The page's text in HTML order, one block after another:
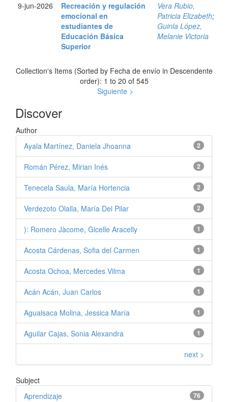
9-jun-2026
Recreación y regulación
emocional en
estudiantes de
Educación Básica
Superior
Vera Rubio,
Patricia Elizabeth;
Guinla López,
Melanie Victoria
Collection's Items (Sorted by Fecha de envío in Descendente
order): 1 to 20 of 545
Siguiente >
Discover
Author
2
Ayala Martínez, Daniela Jhoanna
2
Román Pérez, Mirian Inés
2
Tenecela Saula, María Hortencia
2
Verdezoto Olalla, María Del Pilar
1
): Romero Jàcome, Gicelle Aracelly
1
Acosta Cárdenas, Sofia del Carmen
1
Acosta Ochoa, Mercedes Vilma
1
Acán Acán, Juan Carlos
1
Agualsaca Molina, Jessica María
1
Aguilar Cajas, Sonia Alexandra
next >
Subject
76
Aprendizaje